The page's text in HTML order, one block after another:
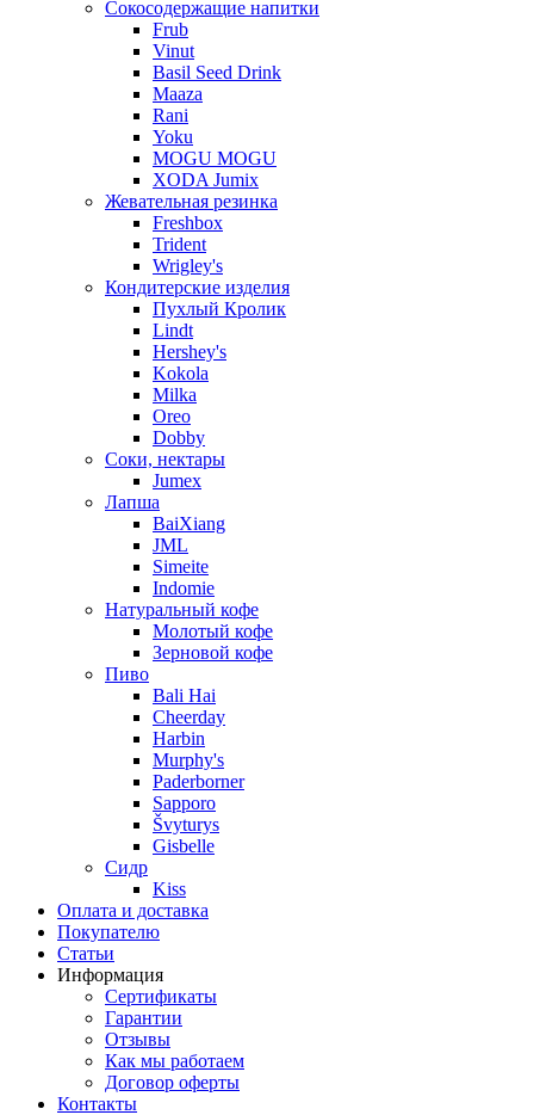
Сокосодержащие напитки
Frub
Vinut
Basil Seed Drink
Maaza
Rani
Yoku
MOGU MOGU
XODA Jumix
Жевательная резинка
Freshbox
Trident
Wrigley's
Кондитерские изделия
Пухлый Кролик
Lindt
Hershey's
Kokola
Milka
Oreo
Dobby
Соки, нектары
Jumex
Лапша
BaiXiang
JML
Simeite
Indomie
Натуральный кофе
Молотый кофе
Зерновой кофе
Пиво
Bali Hai
Cheerday
Harbin
Murphy's
Paderborner
Sapporo
Švyturys
Gisbelle
Сидр
Kiss
Оплата и доставка
Покупателю
Статьи
Информация
Сертификаты
Гарантии
Отзывы
Как мы работаем
Договор оферты
Контакты